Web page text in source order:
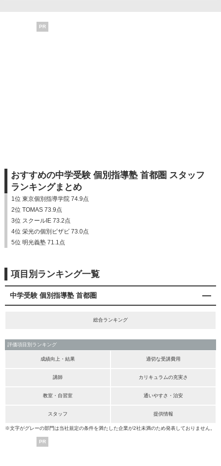
PR
おすすめの中学受験 個別指導塾 首都圏 スタッフ
ランキングまとめ
1位 東京個別指導学院 74.9点
2位 TOMAS 73.9点
3位 スクールIE 73.2点
4位 栄光の個別ビザビ 73.0点
5位 明光義塾 71.1点
項目別ランキング一覧
中学受験 個別指導塾 首都圏
総合ランキング
評価項目別ランキング
成績向上・結果 適切な受講費用
講師 カリキュラムの充実さ
教室・自習室 通いやすさ・治安
スタッフ 提供情報
※文字がグレーの部門は当社規定の条件を満たした企業が2社未満のため発表しておりません。
PR